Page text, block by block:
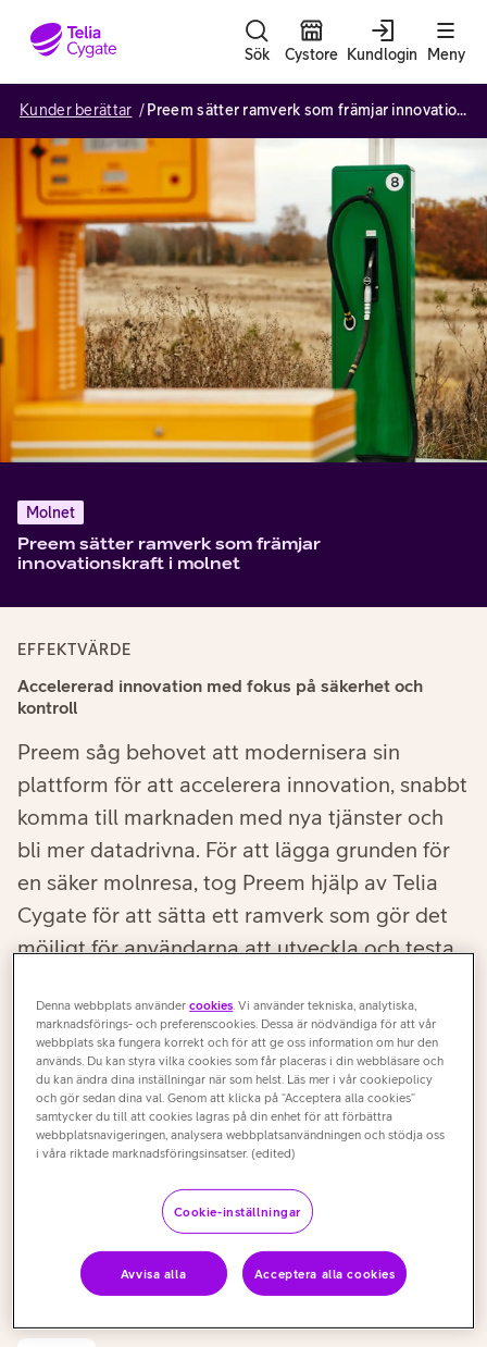
Gå till sidans innehåll
Sök Cystore Kundlogin Meny
Kunder berättar Preem sätter ramverk som främjar innovationskraft i molnet
Molnet
Preem sätter ramverk som främjar
innovationskraft i molnet
EFFEKTVÄRDE
Accelererad innovation med fokus på säkerhet och
kontroll
Preem såg behovet att modernisera sin
plattform för att accelerera innovation, snabbt
komma till marknaden med nya tjänster och
bli mer datadrivna. För att lägga grunden för
en säker molnresa, tog Preem hjälp av Telia
Cygate för att sätta ett ramverk som gör det
möjligt för användarna att utveckla och testa
ekonomiskt sätt.
Preem ville accelerera innovationen samtidigt som
onödiga kostnader undveks och förvaltningen
framtidssäkrades, utan att kompromissa på säkerheten.
Denna webbplats användercookies . Vi använder tekniska, analytiska,
marknadsförings- och preferenscookies. Dessa är nödvändiga för att vår
webbplats ska fungera korrekt och för att ge oss information om hur den
används. Du kan styra vilka cookies som får placeras i din webbläsare och
du kan ändra dina inställningar när som helst. Läs mer i vår cookiepolicy
och gör sedan dina val. Genom att klicka på “Acceptera alla cookies”
samtycker du till att cookies lagras på din enhet för att förbättra
webbplatsnavigeringen, analysera webbplatsanvändningen och stödja oss
i våra riktade marknadsföringsinsatser. (edited)
Cookie-inställningar
Avvisa alla Acceptera alla cookies